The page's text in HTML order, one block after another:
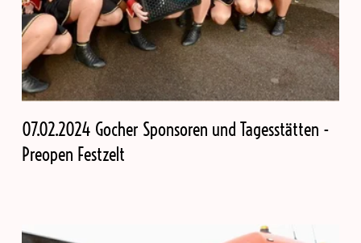
07.02.2024 Gocher Sponsoren und Tagesstätten -
Preopen Festzelt